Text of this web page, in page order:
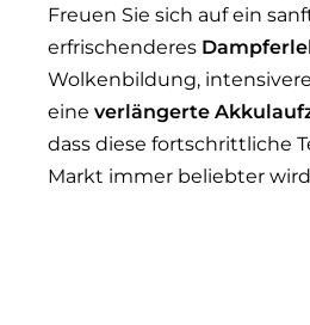
Freuen Sie sich auf ein
erfrischenderes
Wolkenbildung,
eine verlängerte
dass diese fortschrittliche
Markt immer beliebter